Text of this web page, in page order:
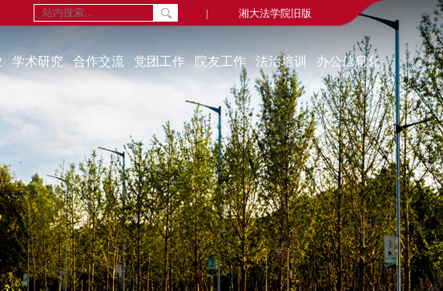
| 湘大法学院旧版
学术研究
科研成果
博士后流动站
学术交流
学术动态
合作交流 党团工作
通知公告
组织机构
教工党建
学生党建
学生活动
奖助贷补
院友工作
院友新闻
院友会
毕业视频
院友名录
院友基金
法治培训
中心概况
学习资源
联系我们
培训动态
办公信息化